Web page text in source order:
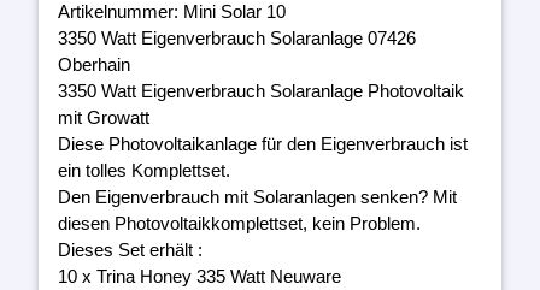
Artikelnummer: Mini Solar 10
3350 Watt Eigenverbrauch Solaranlage 07426
Oberhain
3350 Watt Eigenverbrauch Solaranlage Photovoltaik
mit Growatt
Diese Photovoltaikanlage für den Eigenverbrauch ist
ein tolles Komplettset.
Den Eigenverbrauch mit Solaranlagen senken? Mit
diesen Photovoltaikkomplettset, kein Problem.
Dieses Set erhält :
10 x Trina Honey 335 Watt Neuware